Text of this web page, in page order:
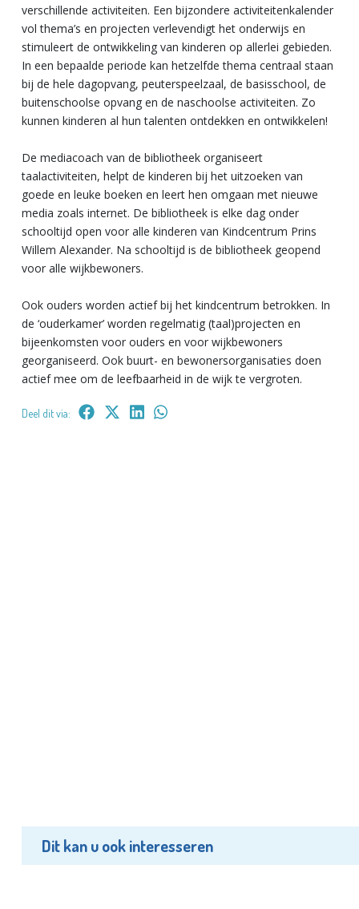
verschillende activiteiten. Een bijzondere activiteitenkalender
vol thema’s en projecten verlevendigt het onderwijs en
stimuleert de ontwikkeling van kinderen op allerlei gebieden.
In een bepaalde periode kan hetzelfde thema centraal staan
bij de hele dagopvang, peuterspeelzaal, de basisschool, de
buitenschoolse opvang en de naschoolse activiteiten. Zo
kunnen kinderen al hun talenten ontdekken en ontwikkelen!
De mediacoach van de bibliotheek organiseert
taalactiviteiten, helpt de kinderen bij het uitzoeken van
goede en leuke boeken en leert hen omgaan met nieuwe
media zoals internet. De bibliotheek is elke dag onder
schooltijd open voor alle kinderen van Kindcentrum Prins
Willem Alexander. Na schooltijd is de bibliotheek geopend
voor alle wijkbewoners.
Ook ouders worden actief bij het kindcentrum betrokken. In
de ‘ouderkamer’ worden regelmatig (taal)projecten en
bijeenkomsten voor ouders en voor wijkbewoners
georganiseerd. Ook buurt- en bewonersorganisaties doen
actief mee om de leefbaarheid in de wijk te vergroten.
Deel dit via:
Dit kan u ook interesseren